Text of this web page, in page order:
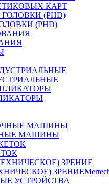
КАРТ
(PHD)
МАШИНЫ
ЗРЕНИЕ